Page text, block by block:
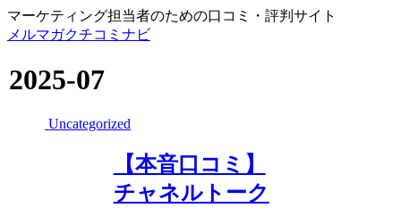
マーケティング担当者のための口コミ・評判サイト
メルマガクチコミナビ
2025-07
Uncategorized
【本音口コミ】
チャネルトーク